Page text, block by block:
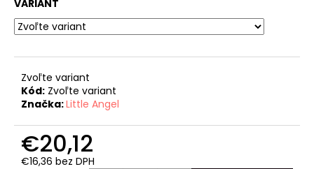
VARIANT
Zvoľte variant
Kód: Zvoľte variant
Značka:Little Angel
€20,12
€16,36 bez DPH